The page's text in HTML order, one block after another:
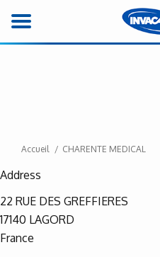
Accueil CHARENTE MEDICAL
Address
22 RUE DES GREFFIERES
17140 LAGORD
France